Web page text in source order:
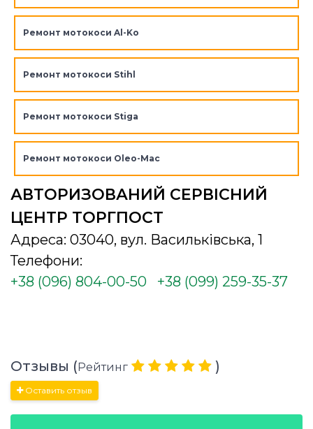
Ремонт мотокоси Al-Ko
Ремонт мотокоси Stihl
Ремонт мотокоси Stiga
Ремонт мотокоси Oleo-Mac
АВТОРИЗОВАНИЙ СЕРВІСНИЙ
ЦЕНТР ТОРГПОСТ
Адреса: 03040, вул. Васильківська, 1
Телефони:
+38 (096) 804-00-50
+38 (099) 259-35-37
Отзывы (Рейтинг )
Оставить отзыв